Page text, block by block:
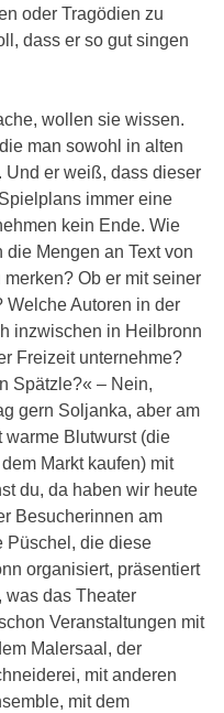
oder Tragödien zu
dass er so gut singen
wollen sie wissen.
man sowohl in alten
Und er weiß, dass dieser
immer eine
kein Ende. Wie
Mengen an Text von
Ob er mit seiner
Welche Autoren in der
inzwischen in Heilbronn
Freizeit unternehme?
Spätzle?« – Nein,
gern Soljanka, aber am
warme Blutwurst (die
Markt kaufen) mit
du, da haben wir heute
Besucherinnen am
Püschel, die diese
organisiert, präsentiert
was das Theater
Veranstaltungen mit
Malersaal, der
mit anderen
mit dem